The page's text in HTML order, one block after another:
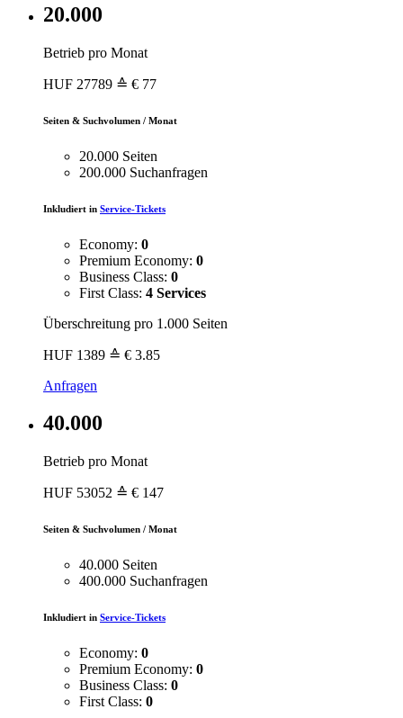
20.000
Betrieb pro Monat
HUF 27789 ≙ € 77
Seiten & Suchvolumen / Monat
20.000 Seiten
200.000 Suchanfragen
Inkludiert in Service-Tickets
Economy: 0
Premium Economy: 0
Business Class: 0
First Class: 4 Services
Überschreitung pro 1.000 Seiten
HUF 1389 ≙ € 3.85
Anfragen
40.000
Betrieb pro Monat
HUF 53052 ≙ € 147
Seiten & Suchvolumen / Monat
40.000 Seiten
400.000 Suchanfragen
Inkludiert in Service-Tickets
Economy: 0
Premium Economy: 0
Business Class: 0
First Class: 0